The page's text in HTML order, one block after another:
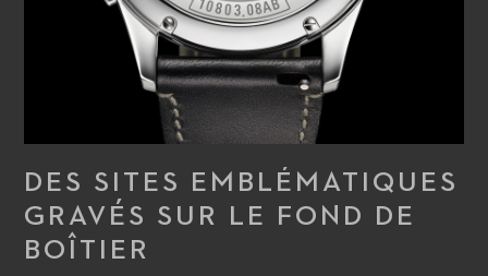
DES SITES EMBLÉMATIQUES
GRAVÉS SUR LE FOND DE
BOÎTIER